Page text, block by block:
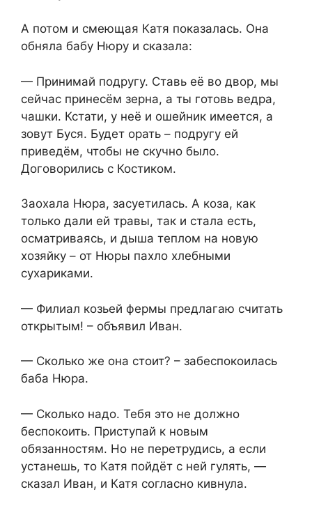
А потом и смеющая Катя показалась. Она
обняла бабу Нюру и сказала:
— Принимай подругу. Ставь её во двор, мы
сейчас принесём зерна, а ты готовь ведра,
чашки. Кстати, у неё и ошейник имеется, а
зовут Буся. Будет орать – подругу ей
приведём, чтобы не скучно было.
Договорились с Костиком.
Заохала Нюра, засуетилась. А коза, как
только дали ей травы, так и стала есть,
осматриваясь, и дыша теплом на новую
хозяйку – от Нюры пахло хлебными
сухариками.
— Филиал козьей фермы предлагаю считать
открытым! – объявил Иван.
— Сколько же она стоит? – забеспокоилась
баба Нюра.
— Сколько надо. Тебя это не должно
беспокоить. Приступай к новым
обязанностям. Но не перетрудись, а если
устанешь, то Катя пойдёт с ней гулять, —
сказал Иван, и Катя согласно кивнула.